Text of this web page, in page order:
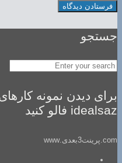
جستجو
برای دیدن نمونه
idealsaz فالو کنید
com.پرینت3بعدی.www